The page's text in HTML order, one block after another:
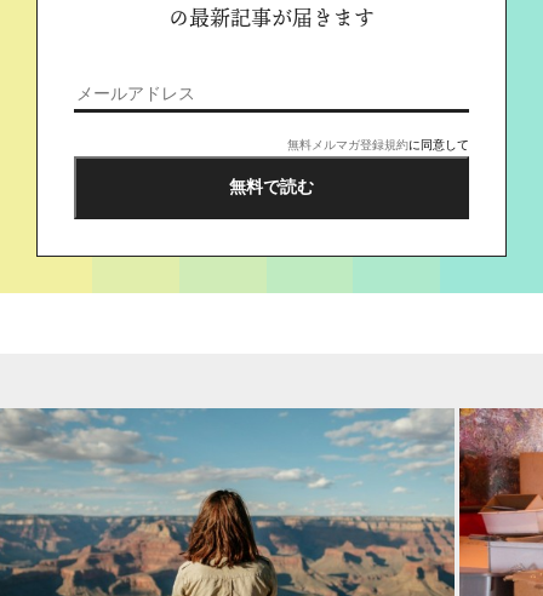
の最新記事が届きます
無料メルマガ登録規約に同意して